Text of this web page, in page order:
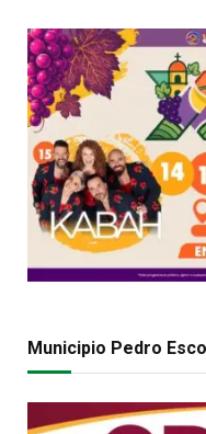
Municipio Pedro